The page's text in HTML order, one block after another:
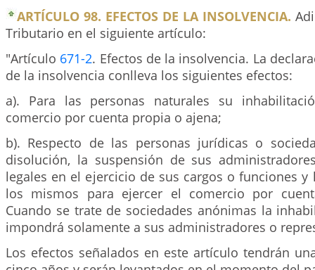
ARTÍCULO 98. EFECTOS DE LA INSOLVENCIA.
Tributario en el siguiente artículo:
"Artículo 671-2. Efectos de la insolvencia. La
de la insolvencia conlleva los siguientes efectos:
a). Para las personas naturales su
comercio por cuenta propia o ajena;
b). Respecto de las personas jurídicas o
disolución, la suspensión de sus
legales en el ejercicio de sus cargos o funciones
los mismos para ejercer el comercio por
Cuando se trate de sociedades anónimas la
impondrá solamente a sus administradores o
Los efectos señalados en este artículo tendrán